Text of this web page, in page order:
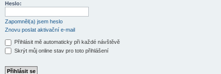
Heslo:
Zapomněl(a) jsem heslo
Znovu poslat aktivační e-mail
Přihlásit mě automaticky při každé návštěvě
Skrýt můj online stav pro toto přihlášení